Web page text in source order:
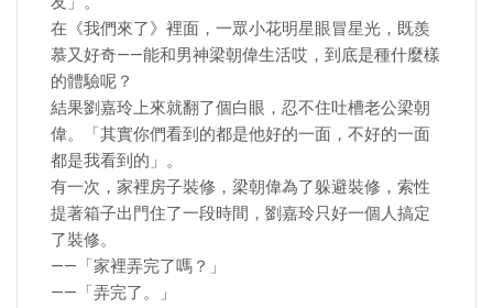
在《我們來了》裡面，一眾小花明星眼冒星光，既羨
慕又好奇——能和男神梁朝偉生活哎，到底是種什麼樣
的體驗呢？
結果劉嘉玲上來就翻了個白眼，忍不住吐槽老公梁朝
偉。「其實你們看到的都是他好的一面，不好的一面
都是我看到的」。
有一次，家裡房子裝修，梁朝偉為了躲避裝修，索性
提著箱子出門住了一段時間，劉嘉玲只好一個人搞定
了裝修。
——「家裡弄完了嗎？」
——「弄完了。」